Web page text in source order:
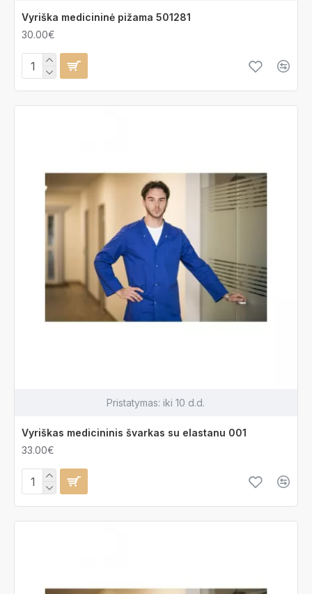
Vyriška medicininė pižama 501281
30.00€
Pristatymas: iki 10 d.d.
Vyriškas medicininis švarkas su elastanu 001
33.00€